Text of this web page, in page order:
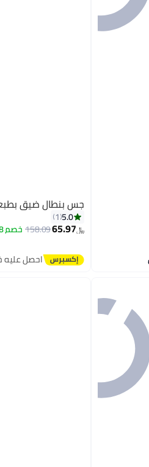
جس بنطال ضيق
5.0
1
﷼‏65.97
158.09خصم 58%
احصل عليه